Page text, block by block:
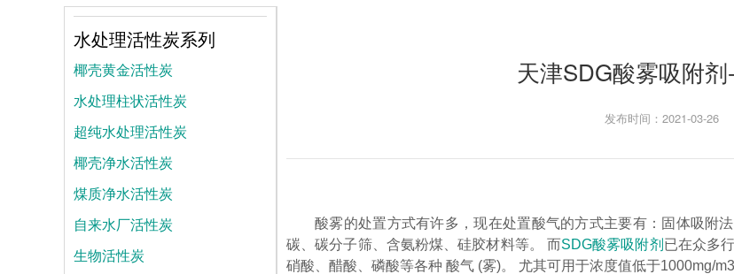
天津SDG酸雾吸附
发布时间：2021-03-26
酸雾的处置方式有许多，现在处置酸气的方式主要有：固体吸附
碳、碳分子筛、含氨粉煤、硅胶材料等。 而SDG酸雾吸附剂 已在众多
硝酸、醋酸、磷酸等各种 酸气 (雾)。 尤其可用于浓度值低于1000mg/
水处理活性炭系列
椰壳黄金活性炭
水处理柱状活性炭
超纯水处理活性炭
椰壳净水活性炭
煤质净水活性炭
自来水厂活性炭
生物活性炭